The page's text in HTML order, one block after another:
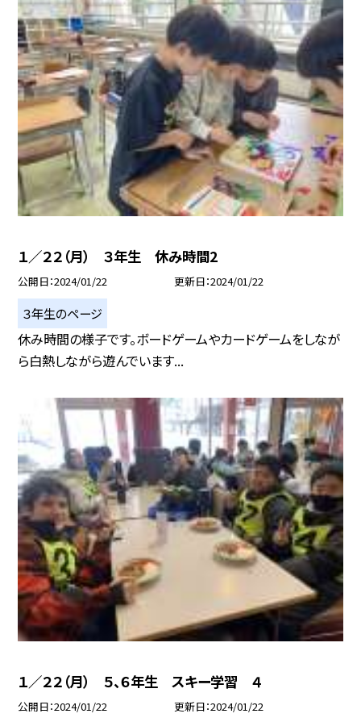
１／２２（月） ３年生 休み時間2
公開日 2024/01/22 更新日 2024/01/22
３年生のページ
休み時間の様子です。ボードゲームやカードゲームをしなが
ら白熱しながら遊んでいます...
１／２２（月） ５、６年生 スキー学習 ４
公開日 2024/01/22 更新日 2024/01/22